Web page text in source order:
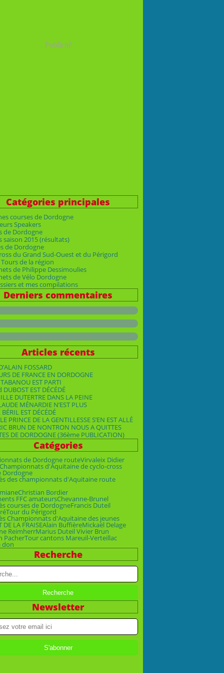
Publicité
Catégories principales
courses de Dordogne
Speakers
de Dordogne
saison 2015 (résultats)
de Dordogne
du Grand Sud-Ouest et du Périgord
de la région
de Philippe Dessimoulies
de Vélo Dordogne
et mes compilations
Derniers commentaires
Articles récents
FOSSARD
DE FRANCE EN DORDOGNE
EST PARTI
EST DÉCÉDÉ
DUTERTRE DANS LA PEINE
MÉNARDIE N’EST PLUS
EST DÉCÉDÉ
PRINCE DE LA GENTILLESSE S’EN EST ALLÉ
BRUN DE NONTRON NOUS A QUITTES
DE DORDOGNE (36ème PUBLICATION)
Catégories
de Dordogne routeVirvaleix Didier
Championnats d'Aquitaine de cyclo-cross
Dordogne
des championnats d'Aquitaine route
Christian Bordier
FFC amateursChevanne-Brunel
courses de DordogneFrancis Duteil
Tour du Périgord
Championnats d'Aquitaine des jeunes
DE LA FRAISEAlain BuffièreMickaël Delage
ReimherrMarius Duteil Vivier Brun
PacherTour cantons Mareuil-Verteillac
don
Recherche
Newsletter